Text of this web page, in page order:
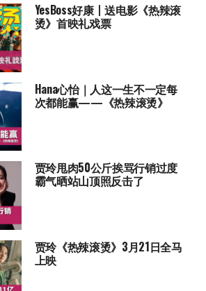
YesBoss好康丨送电影《热辣滚
烫》首映礼戏票
Hana心怡｜人这一生不一定每
次都能赢——《热辣滚烫》
贾玲甩肉50公斤挨骂行销过度
霸气晒站山顶照反击了
贾玲《热辣滚烫》3月21日全马
上映